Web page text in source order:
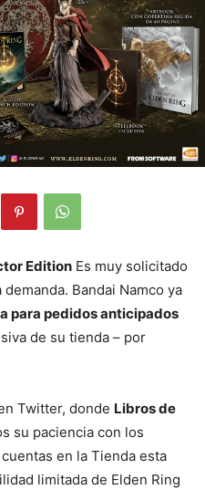
Edition Es muy solicitado
Bandai Namco ya
para pedidos anticipados
de su tienda – por
Twitter, donde Libros de
su paciencia con los
en la Tienda esta
limitada de Elden Ring